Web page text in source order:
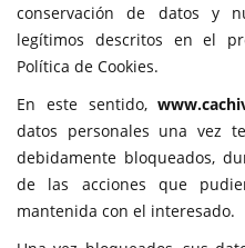
conservación de datos y
legítimos descritos en el
Política de Cookies.
En este sentido,
datos personales una vez
debidamente bloqueados,
de las acciones que
mantenida con el interesado.